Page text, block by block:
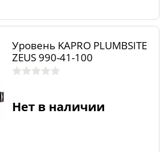
Уровень KAPRO PLUMBSITE
ZEUS 990-41-100
Нет в наличии